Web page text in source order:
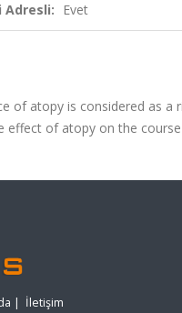
Adresli: Evet
of atopy is considered as
effect of atopy on the
| İletişim